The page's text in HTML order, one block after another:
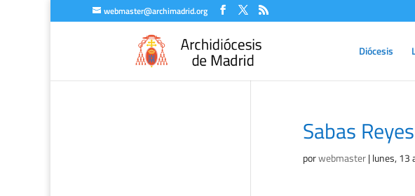
webmaster@archimadrid.org
Diócesis
Sabas
porwebmaster|lunes, 13